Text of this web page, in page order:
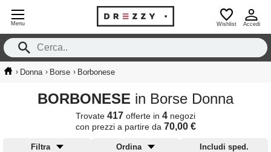
Menu Wishlist Accedi
› Donna › Borse › Borbonese
BORBONESE in Borse Donna
Trovate 417 offerte in 4 negozi
con prezzi a partire da 70,00 €
Filtra
Ordina
Includi sped.